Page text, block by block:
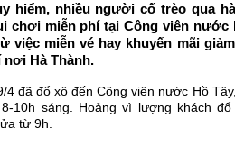
hiểm, nhiều người cố trèo qua
chơi miễn phí tại Công viên nước
việc miễn vé hay khuyến mãi
Hà Thành.
4 đã đổ xô đến Công viên nước Hồ
10h sáng. Hoảng vì lượng khách
từ 9h.